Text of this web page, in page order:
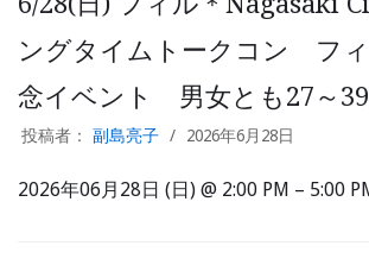
ングタイムトークコン フ
念イベント 男女とも27～
投稿者： 副島亮子 2026年6月28日
2026年06月28日 (日) @ 2:00 PM – 5:00